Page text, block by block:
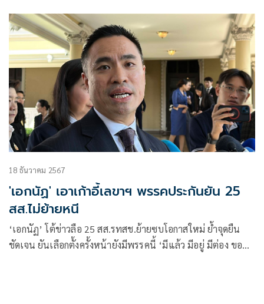
18 ธันวาคม 2567
'เอกนัฏ' เอาเก้าอี้เลขาฯ พรรคประกันยัน 25
สส.ไม่ย้ายหนี
‘เอกนัฏ’ โต้ข่าวลือ 25 สส.รทสช.ย้ายซบโอกาสใหม่ ย้ำจุดยืน
ชัดเจน ยันเลือกตั้งครั้งหน้ายังมีพรรคนี้ ‘มีแล้ว มีอยู่ มีต่อง ขอ